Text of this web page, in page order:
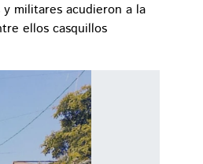
militares acudieron a la
ellos casquillos